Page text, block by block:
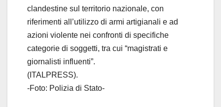
clandestine sul territorio nazionale, con
riferimenti all’utilizzo di armi artigianali e ad
azioni violente nei confronti di specifiche
categorie di soggetti, tra cui “magistrati e
giornalisti influenti”.
(ITALPRESS).
-Foto: Polizia di Stato-